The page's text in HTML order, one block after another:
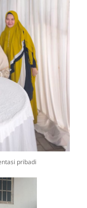
pribadi